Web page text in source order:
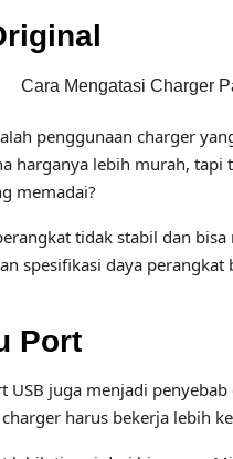
Cara Mengatasi Charger
penggunaan charger
harganya lebih murah, tapi
memadai?
tidak stabil dan
spesifikasi daya
Port
juga menjadi
harus bekerja lebih